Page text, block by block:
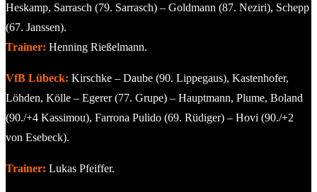
Heskamp, Sarrasch (79. Sarrasch) – Goldmann (87. Neziri), Schepp
(67. Janssen).
Trainer: Henning Rießelmann.
VfB Lübeck: Kirschke – Daube (90. Lippegaus), Kastenhofer,
Löhden, Kölle – Egerer (77. Grupe) – Hauptmann, Plume, Boland
(90./+4 Kassimou), Farrona Pulido (69. Rüdiger) – Hovi (90./+2
von Esebeck).
Trainer: Lukas Pfeiffer.